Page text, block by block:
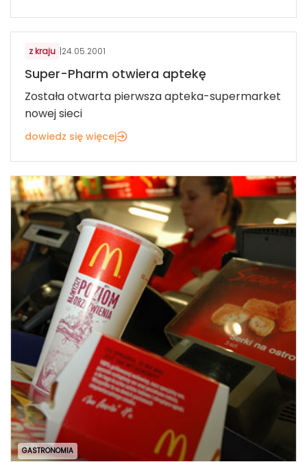
ZDROWIE I WELLBEING
z kraju |24.05.2001
Super-Pharm otwiera aptekę
Została otwarta pierwsza apteka-supermarket
nowej sieci
dowiedz się więcej
GASTRONOMIA